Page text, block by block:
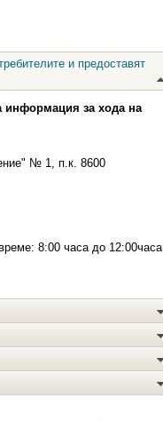
и предоставят
информация за хода на
№ 1, п.к. 8600
8:00 часа до 12:00часа